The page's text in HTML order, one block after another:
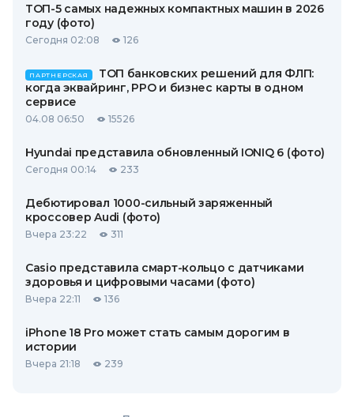
ТОП-5 самых надежных компактных машин в 2026
году (фото)
Сегодня 02:08 126
ПАРТНЕРСКАЯ
ТОП банковских решений для ФЛП:
когда эквайринг, РРО и бизнес карты в одном
сервисе
04.08 06:50 15526
Hyundai представила обновленный IONIQ 6 (фото)
Сегодня 00:14 233
Дебютировал 1000-сильный заряженный
кроссовер Audi (фото)
Вчера 23:22 311
Casio представила смарт-кольцо с датчиками
здоровья и цифровыми часами (фото)
Вчера 22:11 136
iPhone 18 Pro может стать самым дорогим в
истории
Вчера 21:18 239